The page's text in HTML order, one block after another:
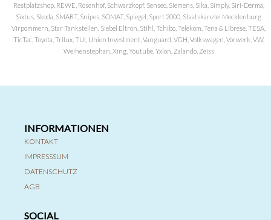
Restplatzshop, REWE, Rosenhof, Schwarzkopf, Senseo, Siemens, Sika, Simply, Siri-Derma,
Sixtus, Skoda, SMART, Snipes, SOMAT, Spiegel, Sport 2000, Staatskanzlei Mecklenburg
Virpommern, Star Tankstellen, Siebel Eltron, Stihl, Tchibo, Telekom, Tena & Librese, TESA,
TicTac, Toyota, Trilux, TUI, Union Investment, Vanguard, VGH, Volkswagen, Vorwerk, VW,
Weihenstephan, Xing, Youtube, Yxlon, Zalando, Zeiss
INFORMATIONEN
KONTAKT
IMPRESSSUM
DATENSCHUTZ
AGB
SOCIAL